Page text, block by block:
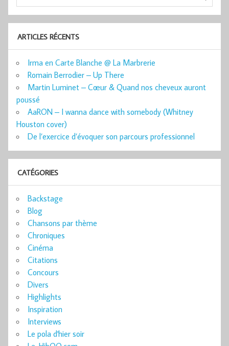
ARTICLES RÉCENTS
Irma en Carte Blanche @ La Marbrerie
Romain Berrodier – Up There
Martin Luminet – Cœur & Quand nos cheveux auront
poussé
AaRON – I wanna dance with somebody (Whitney
Houston cover)
De l’exercice d’évoquer son parcours professionnel
CATÉGORIES
Backstage
Blog
Chansons par thème
Chroniques
Cinéma
Citations
Concours
Divers
Highlights
Inspiration
Interviews
Le pola d'hier soir